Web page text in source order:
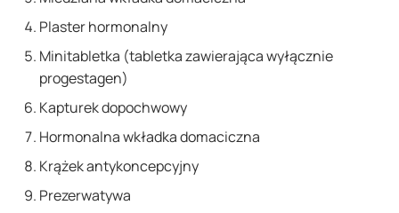
Plaster hormonalny
Minitabletka (tabletka zawierająca wyłącznie
progestagen)
Kapturek dopochwowy
Hormonalna wkładka domaciczna
Krążek antykoncepcyjny
Prezerwatywa